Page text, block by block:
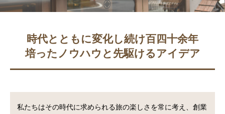
時代とともに変化し続け百四十余年
培ったノウハウと先駆けるアイデア
私たちはその時代に求められる旅の楽しさを常に考え、創業